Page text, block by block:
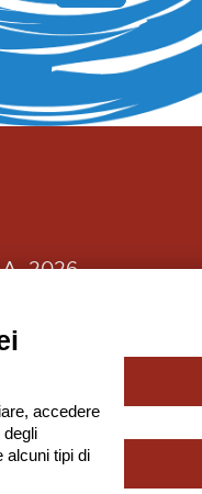
2026
di Tinexta S.p.A.
accedere
degli
alcuni tipi di